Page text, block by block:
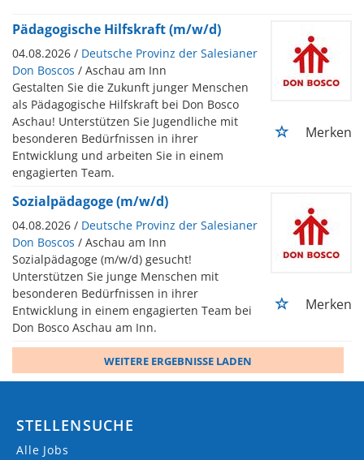
Pädagogische Hilfskraft (m/w/d)
04.08.2026 / Deutsche Provinz der Salesianer
Don Boscos / Aschau am Inn
Gestalten Sie die Zukunft junger Menschen
als Pädagogische Hilfskraft bei Don Bosco
Aschau! Unterstützen Sie Jugendliche mit
besonderen Bedürfnissen in ihrer
Entwicklung und arbeiten Sie in einem
engagierten Team.
Merken
Sozialpädagoge (m/w/d)
04.08.2026 / Deutsche Provinz der Salesianer
Don Boscos / Aschau am Inn
Sozialpädagoge (m/w/d) gesucht!
Unterstützen Sie junge Menschen mit
besonderen Bedürfnissen in ihrer
Entwicklung in einem engagierten Team bei
Don Bosco Aschau am Inn.
Merken
WEITERE ERGEBNISSE LADEN
STELLENSUCHE
Alle Jobs